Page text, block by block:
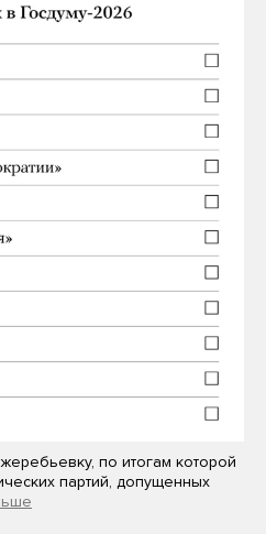
по итогам которой
партий, допущенных